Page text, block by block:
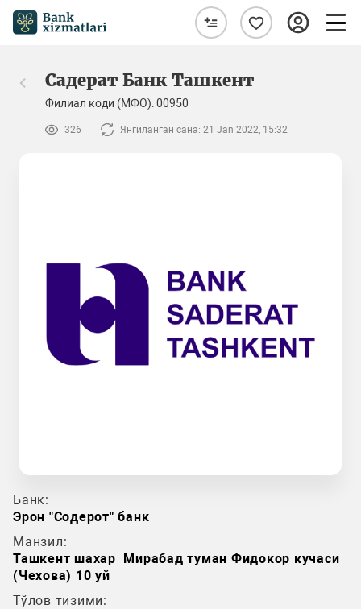
Садерат Банк Ташкент
Филиал коди (МФО): 00950
326 Янгиланган сана: 21 Jan 2022, 15:32
Банк:
Эрон "Содерот" банк
Манзил:
Ташкент шахар Мирабад туман Фидокор кучаси
(Чехова) 10 уй
Тўлов тизими: